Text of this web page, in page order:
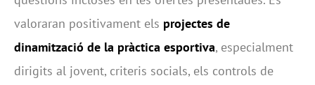
valoraran positivament els projectes de
dinamització de la pràctica esportiva, especialment
dirigits al jovent, criteris socials, els controls de